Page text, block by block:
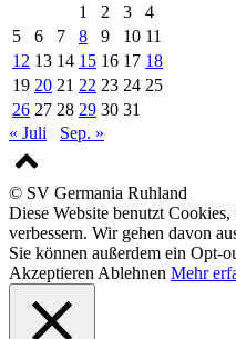
1
2 3
4
5
6 7 8 9 10 11
12 13 14 15 16 17 18
19 20 21 22 23 24 25
26 27 28 29 30 31
« Juli
Sep. »
© SV Germania Ruhland
Diese Website benutzt
verbessern. Wir gehen davon
Sie können außerdem ein Opt-
Akzeptieren Ablehnen Mehr